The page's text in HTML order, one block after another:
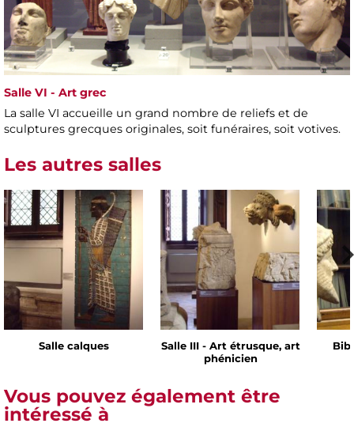
Salle VI - Art grec
La salle VI accueille un grand nombre de reliefs et de
sculptures grecques originales, soit funéraires, soit votives.
Les autres salles
Salle calques
Salle III - Art étrusque, art
phénicien
Vous pouvez également être
intéressé à